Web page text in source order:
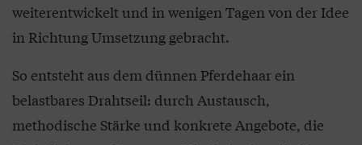
weiterentwickelt und in wenigen Tagen von der Idee
in Richtung Umsetzung gebracht.
So entsteht aus dem dünnen Pferdehaar ein
belastbares Drahtseil: durch Austausch,
methodische Stärke und konkrete Angebote, die